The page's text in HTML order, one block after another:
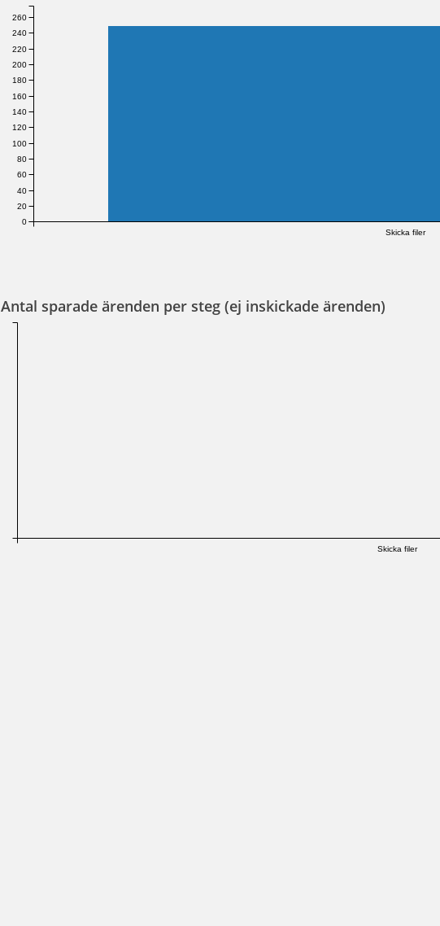
Skicka filer
0
20
40
60
80
100
120
140
160
180
200
220
240
260
Antal sparade ärenden per steg (ej inskickade ärenden)
Skicka filer